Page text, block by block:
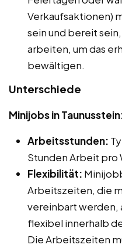
Verkaufsaktionen)
sein und bereit
arbeiten, um das
bewältigen.
Unterschiede
Minijobs in
Arbeitsstunden:
Stunden Arbeit pro
Flexibilität:
Arbeitszeiten, die
vereinbart werden,
flexibel innerhalb
Die Arbeitszeiten